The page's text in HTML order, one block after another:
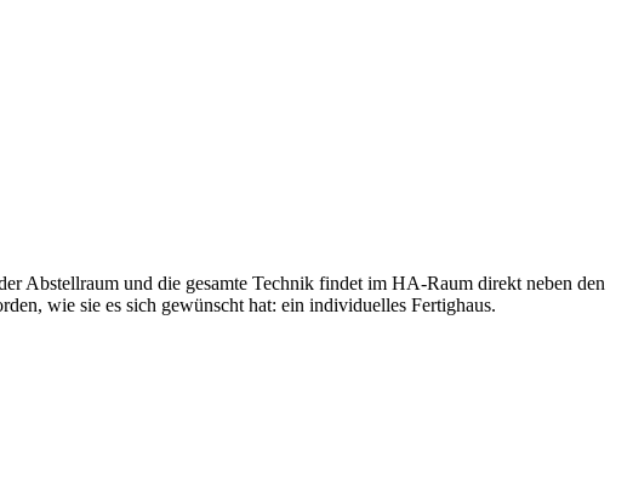
Abstellraum und die gesamte Technik findet im HA-Raum direkt neben den
wie sie es sich gewünscht hat: ein individuelles Fertighaus.